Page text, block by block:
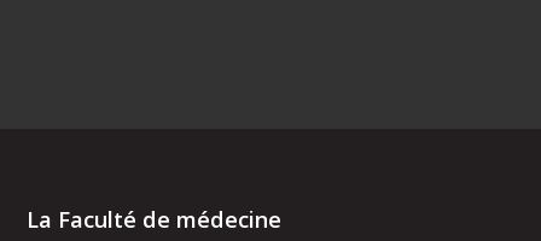
La Faculté de médecine